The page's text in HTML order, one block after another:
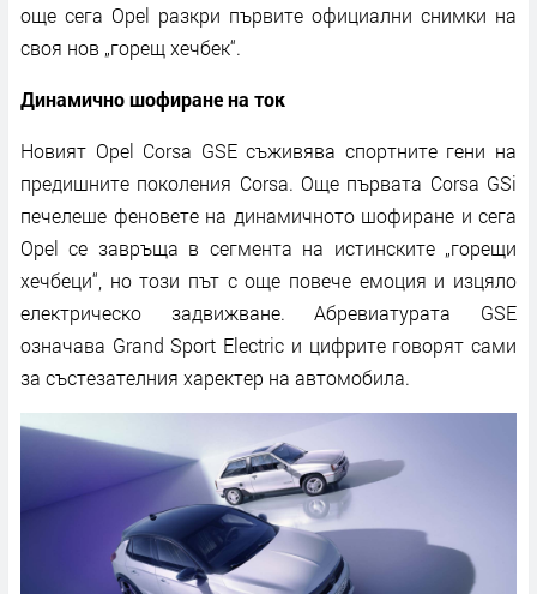
още сега Opel разкри първите официални снимки на
своя нов „горещ хечбек“.
Динамично шофиране на ток
Новият Opel Corsa GSE съживява спортните гени на
предишните поколения Corsa. Още първата Corsa GSi
печелеше феновете на динамичното шофиране и сега
Opel се завръща в сегмента на истинските „горещи
хечбеци“, но този път с още повече емоция и изцяло
електрическо задвижване. Абревиатурата GSE
означава Grand Sport Electric и цифрите говорят сами
за състезателния харектер на автомобила.